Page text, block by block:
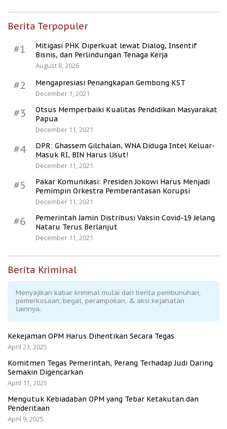
Berita Terpopuler
#1
Mitigasi PHK Diperkuat lewat Dialog, Insentif
Bisnis, dan Perlindungan Tenaga Kerja
August 8, 2026
#2
Mengapresiasi Penangkapan Gembong KST
December 1, 2021
#3
Otsus Memperbaiki Kualitas Pendidikan Masyarakat
Papua
December 11, 2021
#4
DPR: Ghassem Gilchalan, WNA Diduga Intel Keluar-
Masuk RI, BIN Harus Usut!
December 11, 2021
#5
Pakar Komunikasi: Presiden Jokowi Harus Menjadi
Pemimpin Orkestra Pemberantasan Korupsi
December 11, 2021
#6
Pemerintah Jamin Distribusi Vaksin Covid-19 Jelang
Nataru Terus Berlanjut
December 11, 2021
Berita Kriminal
Menyajikan kabar kriminal mulai dari berita pembunuhan,
pemerkosaan, begal, perampokan, & aksi kejahatan
lainnya.
Kekejaman OPM Harus Dihentikan Secara Tegas
April 23, 2025
Komitmen Tegas Pemerintah, Perang Terhadap Judi Daring
Semakin Digencarkan
April 11, 2025
Mengutuk Kebiadaban OPM yang Tebar Ketakutan dan
Penderitaan
April 9, 2025